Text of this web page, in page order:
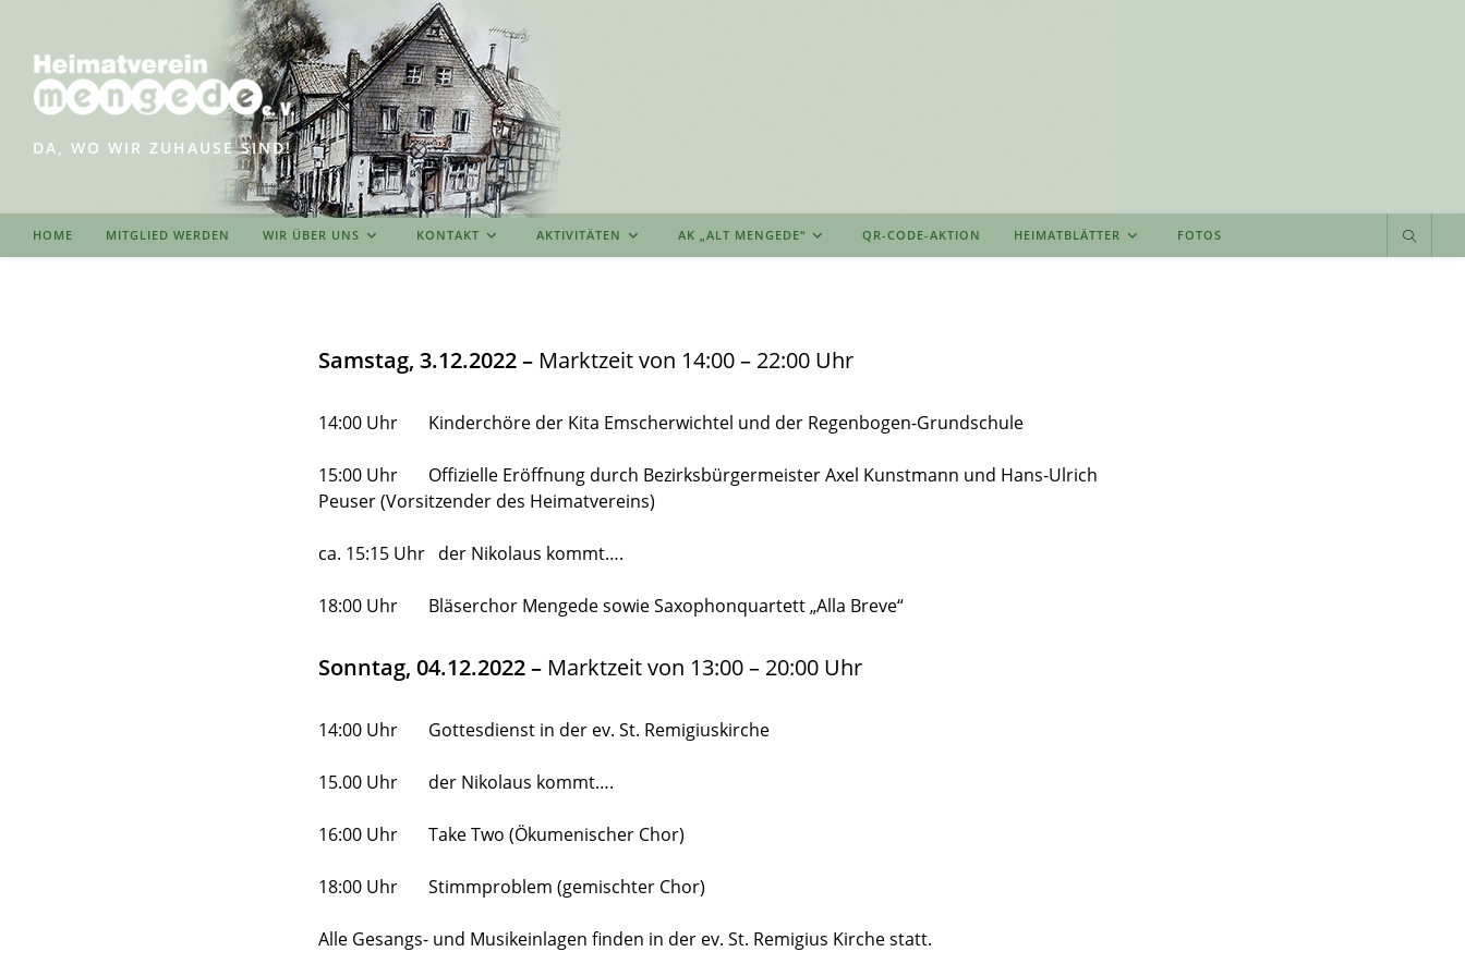
springen
DA, WO WIR ZUHAUSE SIND!
HOME MITGLIED WERDEN WIR ÜBER UNS KONTAKT AKTIVITÄTEN AK „ALT MENGEDE“ QR-CODE-AKTION HEIMATBLÄTTER FOTOS
Samstag, 3.12.2022 – Marktzeit von 14:00 – 22:00 Uhr
14:00 Uhr Kinderchöre der Kita Emscherwichtel und der Regenbogen-Grundschule
15:00 Uhr Offizielle Eröffnung durch Bezirksbürgermeister Axel Kunstmann und Hans-Ulrich
Peuser (Vorsitzender des Heimatvereins)
ca. 15:15 Uhr der Nikolaus kommt….
18:00 Uhr Bläserchor Mengede sowie Saxophonquartett „Alla Breve“
Sonntag, 04.12.2022 – Marktzeit von 13:00 – 20:00 Uhr
14:00 Uhr Gottesdienst in der ev. St. Remigiuskirche
15.00 Uhr der Nikolaus kommt….
16:00 Uhr Take Two (Ökumenischer Chor)
18:00 Uhr Stimmproblem (gemischter Chor)
Alle Gesangs- und Musikeinlagen finden in der ev. St. Remigius Kirche statt.